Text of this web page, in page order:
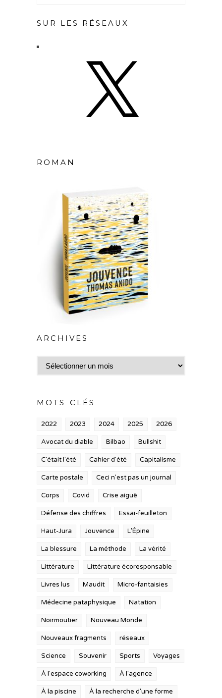
SUR LES RÉSEAUX
ROMAN
ARCHIVES
Archives
MOTS-CLÉS
2022 2023 2024 2025 2026
Avocat du diable Bilbao Bullshit
C'était l'été Cahier d'été Capitalisme
Carte postale Ceci n'est pas un journal
Corps Covid Crise aiguë
Défense des chiffres Essai-feuilleton
Haut-Jura Jouvence L'Épine
La blessure La méthode La vérité
Littérature Littérature écoresponsable
Livres lus Maudit Micro-fantaisies
Médecine pataphysique Natation
Noirmoutier Nouveau Monde
Nouveaux fragments réseaux
Science Souvenir Sports Voyages
À l'espace coworking À l'agence
À la piscine À la recherche d'une forme